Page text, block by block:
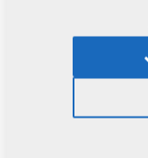
Cette pièce peut
FANTOM
Poids: